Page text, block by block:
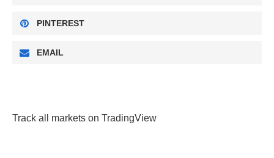
PINTEREST
EMAIL
Track all markets on TradingView